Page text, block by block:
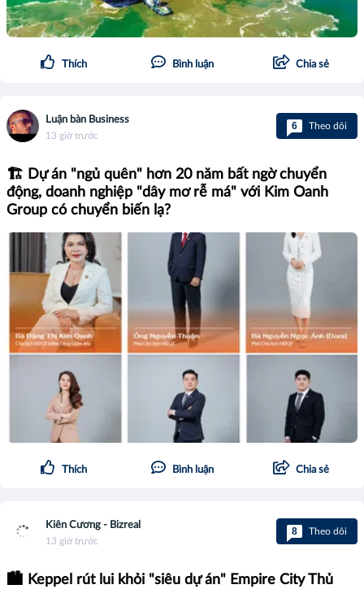
Thích Bình luận Chia sẻ
Luận bàn Business
13 giờ trước
6 Theo dõi
🏗️ Dự án "ngủ quên" hơn 20 năm bất ngờ chuyển
động, doanh nghiệp "dây mơ rễ má" với Kim Oanh
Group có chuyển biến lạ?
Thích Bình luận Chia sẻ
Kiên Cương - Bizreal
13 giờ trước
8 Theo dõi
🏙️ Keppel rút lui khỏi "siêu dự án" Empire City Thủ